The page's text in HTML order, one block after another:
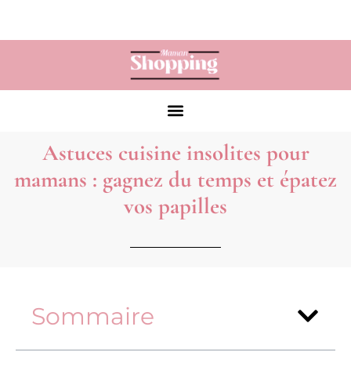
Astuces cuisine insolites pour
mamans : gagnez du temps et épatez
vos papilles
Sommaire